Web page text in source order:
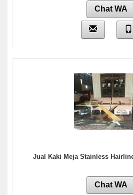
Chat WA
Jual Kaki Meja Stainless
Chat WA